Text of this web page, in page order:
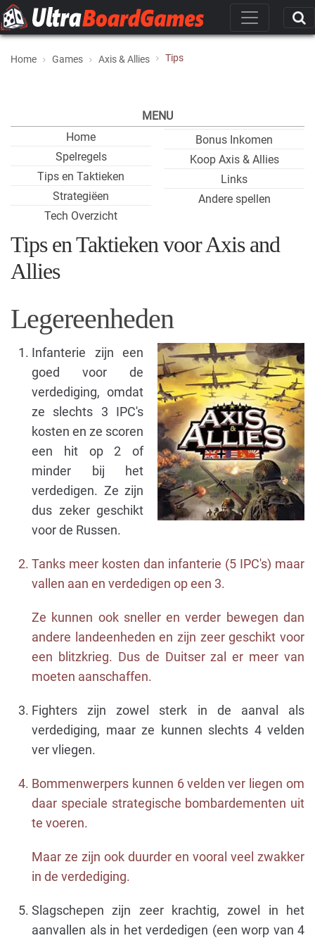
Home Games Axis & Allies Tips
MENU
Home
Spelregels
Tips en Taktieken
Strategiëen
Tech Overzicht
Bonus Inkomen
Koop Axis & Allies
Links
Andere spellen
Tips en Taktieken voor Axis and
Allies
Legereenheden
Infanterie zijn een
goed voor de
verdediging, omdat
ze slechts 3 IPC's
kosten en ze scoren
een hit op 2 of
minder bij het
verdedigen. Ze zijn
dus zeker geschikt
voor de Russen.
Tanks meer kosten dan infanterie (5 IPC's) maar
vallen aan en verdedigen op een 3.
Ze kunnen ook sneller en verder bewegen dan
andere landeenheden en zijn zeer geschikt voor
een blitzkrieg. Dus de Duitser zal er meer van
moeten aanschaffen.
Fighters zijn zowel sterk in de aanval als
verdediging, maar ze kunnen slechts 4 velden
ver vliegen.
Bommenwerpers kunnen 6 velden ver liegen om
daar speciale strategische bombardementen uit
te voeren.
Maar ze zijn ook duurder en vooral veel zwakker
in de verdediging.
Slagschepen zijn zeer krachtig, zowel in het
aanvallen als in het verdedigen (een worp van 4